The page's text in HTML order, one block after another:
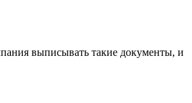
выписывать такие документы, и